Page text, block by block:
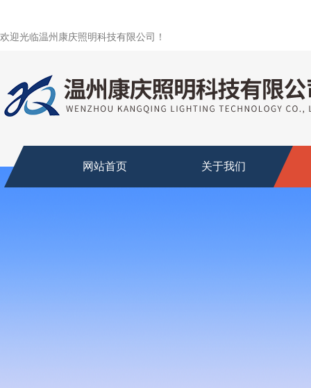
欢迎光临温州康庆照明科技有限公司！
网站首页 关于我们